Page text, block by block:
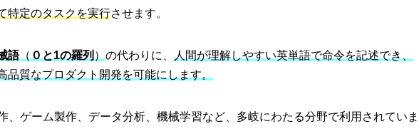
特定のタスクを実行させます。
語（ ０と1の羅列 ） の代わりに、
人間が理解しやすい英単語で命令を記述でき、
品質なプロダクト開発を可能にします。
、ゲーム製作、データ分析、機械学習など、多岐にわたる分野で利用されていま